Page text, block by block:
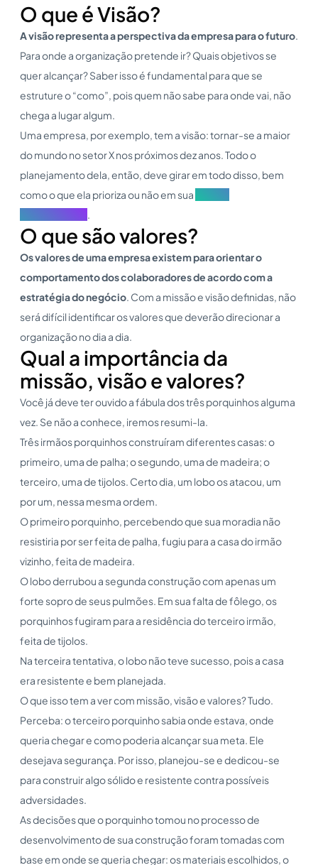
O que é Visão?
A visão representa a perspectiva da empresa para o futuro.
Para onde a organização pretende ir? Quais objetivos se
quer alcançar? Saber isso é fundamental para que se
estruture o “como”, pois quem não sabe para onde vai, não
chega a lugar algum.
Uma empresa, por exemplo, tem a visão: tornar-se a maior
do mundo no setor X nos próximos dez anos. Todo o
planejamento dela, então, deve girar em todo disso, bem
como o que ela prioriza ou não em sua
.
O que são valores?
Os valores de uma empresa existem para orientar o
comportamento dos colaboradores de acordo com a
estratégia do negócio. Com a missão e visão definidas, não
será difícil identificar os valores que deverão direcionar a
organização no dia a dia.
Qual a importância da
missão, visão e valores?
Você já deve ter ouvido a fábula dos três porquinhos alguma
vez. Se não a conhece, iremos resumi-la.
Três irmãos porquinhos construíram diferentes casas: o
primeiro, uma de palha; o segundo, uma de madeira; o
terceiro, uma de tijolos. Certo dia, um lobo os atacou, um
por um, nessa mesma ordem.
O primeiro porquinho, percebendo que sua moradia não
resistiria por ser feita de palha, fugiu para a casa do irmão
vizinho, feita de madeira.
O lobo derrubou a segunda construção com apenas um
forte sopro de seus pulmões. Em sua falta de fôlego, os
porquinhos fugiram para a residência do terceiro irmão,
feita de tijolos.
Na terceira tentativa, o lobo não teve sucesso, pois a casa
era resistente e bem planejada.
O que isso tem a ver com missão, visão e valores? Tudo.
Perceba: o terceiro porquinho sabia onde estava, onde
queria chegar e como poderia alcançar sua meta. Ele
desejava segurança. Por isso, planejou-se e dedicou-se
para construir algo sólido e resistente contra possíveis
adversidades.
As decisões que o porquinho tomou no processo de
desenvolvimento de sua construção foram tomadas com
base em onde se queria chegar: os materiais escolhidos, o